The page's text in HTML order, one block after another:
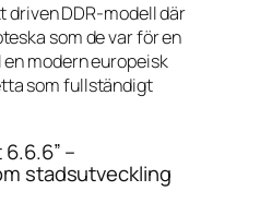
driven DDR-modell där
som de var för en
modern europeisk
som fullständigt
–
stadsutveckling